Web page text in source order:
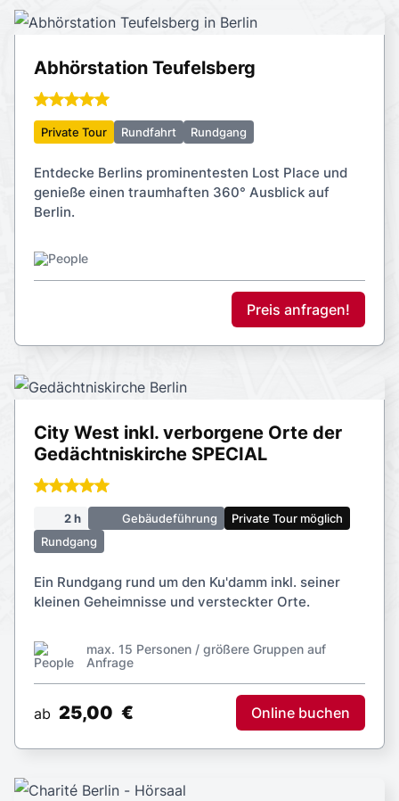
Abhörstation Teufelsberg
Private Tour Rundfahrt Rundgang
Entdecke Berlins prominentesten Lost Place und
genieße einen traumhaften 360° Ausblick auf
Berlin.
Preis anfragen!
City West inkl. verborgene Orte der
Gedächtniskirche SPECIAL
2 h Gebäudeführung
Private Tour möglich
Rundgang
Ein Rundgang rund um den Ku'damm inkl. seiner
kleinen Geheimnisse und versteckter Orte.
max. 15 Personen / größere Gruppen auf
Anfrage
ab 25,00 € Online buchen